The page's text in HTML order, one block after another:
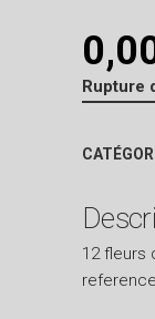
Rupture
12 fleurs